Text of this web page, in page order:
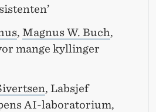
, Magnus W. Buch,
mange kyllinger
, Labsjef
AI-laboratorium,